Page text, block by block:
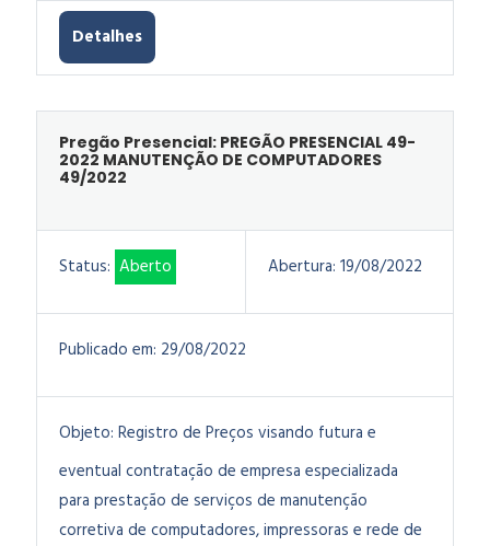
Detalhes
Pregão Presencial: PREGÃO PRESENCIAL 49-
2022 MANUTENÇÃO DE COMPUTADORES
49/2022
Status: Aberto Abertura: 19/08/2022
Publicado em: 29/08/2022
Objeto: Registro de Preços visando futura e
eventual contratação de empresa especializada
para prestação de serviços de manutenção
corretiva de computadores, impressoras e rede de